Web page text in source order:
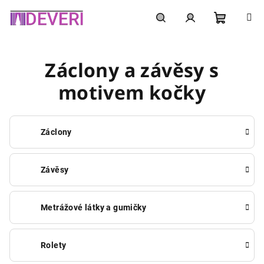
Záclony a závěsy s
motivem kočky
Záclony
Závěsy
Metrážové látky a gumičky
Rolety